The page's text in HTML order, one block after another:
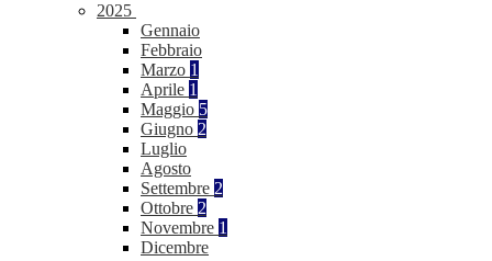
2025
Gennaio
Febbraio
Marzo 1
Aprile 1
Maggio 5
Giugno 2
Luglio
Agosto
Settembre 2
Ottobre 2
Novembre 1
Dicembre